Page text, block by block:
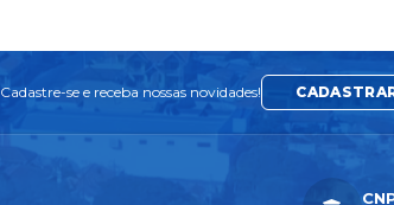
Cadastre-se e receba nossas novidades!